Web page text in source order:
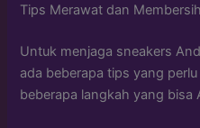
Tips Merawat dan
Untuk menjaga sneakers
ada beberapa tips yang
beberapa langkah yang bisa